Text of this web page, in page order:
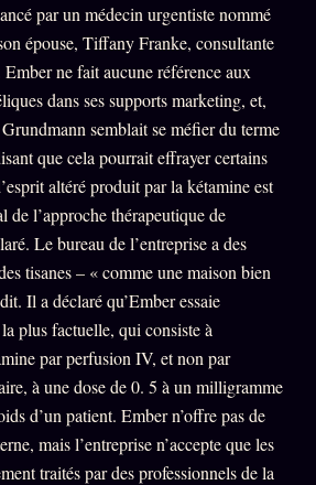
par un médecin urgentiste nommé
épouse, Tiffany Franke, consultante
ne fait aucune référence aux
dans ses supports marketing, et,
semblait se méfier du terme
que cela pourrait effrayer certains
altéré produit par la kétamine est
de l’approche thérapeutique de
Le bureau de l’entreprise a des
tisanes – « comme une maison bien
Il a déclaré qu’Ember essaie
plus factuelle, qui consiste à
par perfusion IV, et non par
à une dose de 0. 5 à un milligramme
d’un patient. Ember n’offre pas de
mais l’entreprise n’accepte que les
traités par des professionnels de la